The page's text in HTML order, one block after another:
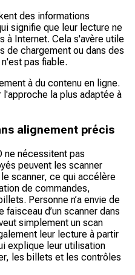
des informations
signifie que leur lecture ne
à Internet. Cela s'avère utile
de chargement ou dans des
pas fiable.
à du contenu en ligne.
la plus adaptée à
alignement précis
ne nécessitent pas
peuvent les scanner
scanner, ce qui accélère
de commandes,
Personne n’a envie de
d’un scanner dans
simplement un scan
leur lecture à partir
explique leur utilisation
les billets et les contrôles